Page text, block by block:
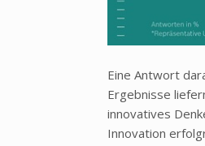
Eine Antwort
Ergebnisse
innovatives
Innovation